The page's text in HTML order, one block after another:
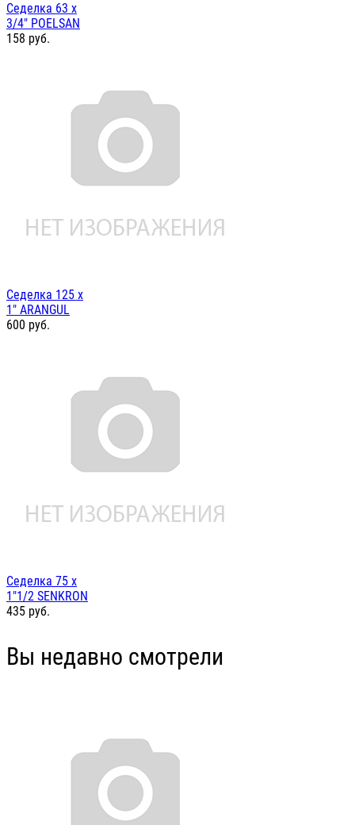
Седелка 63 х
3/4" POELSAN
158 руб.
Седелка 125 х
1" ARANGUL
600 руб.
Седелка 75 х
1"1/2 SENKRON
435 руб.
Вы недавно смотрели